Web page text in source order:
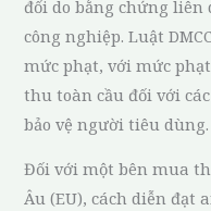
đối do bằng chứng
công nghiệp. Luật
mức phạt, với mức
thu toàn cầu đối với
bảo vệ người tiêu dùng.
Đối với một bên mua
Âu (EU), cách diễn